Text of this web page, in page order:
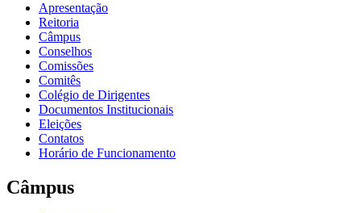
Apresentação
Reitoria
Câmpus
Conselhos
Comissões
Comitês
Colégio de Dirigentes
Documentos Institucionais
Eleições
Contatos
Horário de Funcionamento
Câmpus